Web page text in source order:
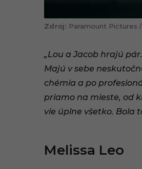
Paramount Pictures
„Lou a Jacob hrajú
Majú v sebe
chémia a po
priamo na mieste, od
vie úplne všetko. Bola
Melissa Leo